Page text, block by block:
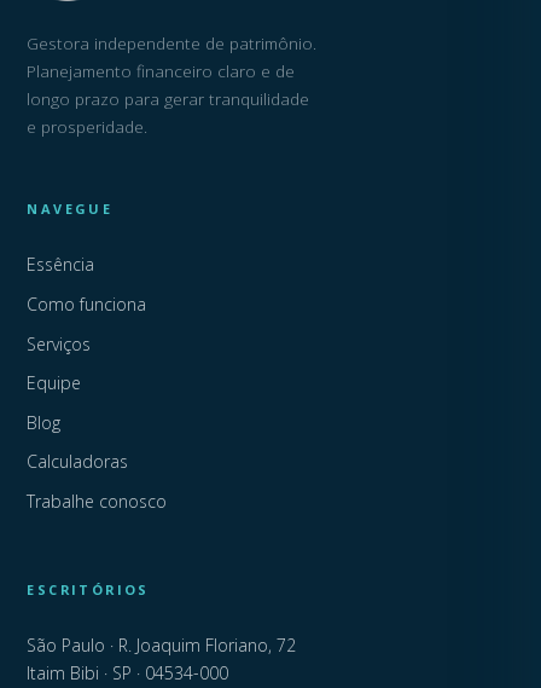
Gestora independente de patrimônio.
Planejamento financeiro claro e de
longo prazo para gerar tranquilidade
e prosperidade.
NAVEGUE
Essência
Como funciona
Serviços
Equipe
Blog
Calculadoras
Trabalhe conosco
ESCRITÓRIOS
São Paulo · R. Joaquim Floriano, 72
Itaim Bibi · SP · 04534-000